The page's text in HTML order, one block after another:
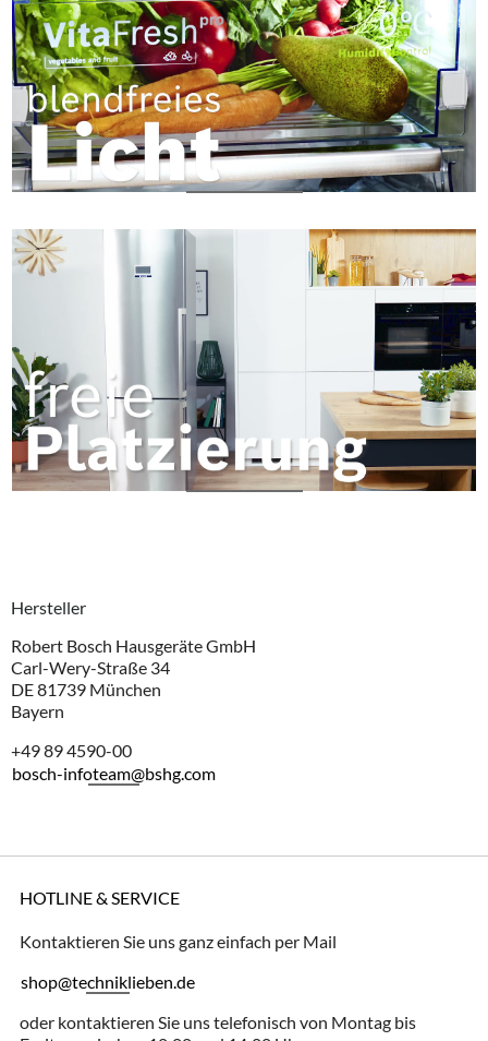
Hersteller
Robert Bosch Hausgeräte GmbH
Carl-Wery-Straße 34
DE 81739 München
Bayern
+49 89 4590-00
bosch-infoteam@bshg.com
HOTLINE & SERVICE
Kontaktieren Sie uns ganz einfach per Mail
shop@techniklieben.de
oder kontaktieren Sie uns telefonisch von Montag bis